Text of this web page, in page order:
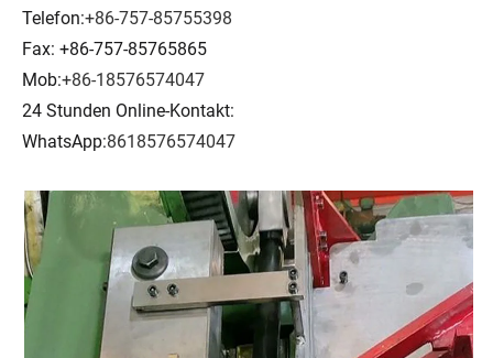
Telefon:+86-757-85755398
Fax: +86-757-85765865
Mob:+86-18576574047
24 Stunden Online-Kontakt:
WhatsApp:8618576574047